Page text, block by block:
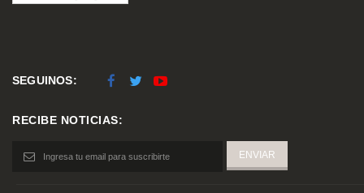
SEGUINOS:
RECIBE NOTICIAS: